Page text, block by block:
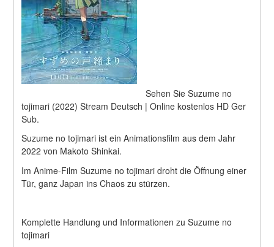
Sehen Sie Suzume no
tojimari (2022) Stream Deutsch | Online kostenlos HD Ger
Sub.
Suzume no tojimari ist ein Animationsfilm aus dem Jahr
2022 von Makoto Shinkai.
Im Anime-Film Suzume no tojimari droht die Öffnung einer
Tür, ganz Japan ins Chaos zu stürzen.
Komplette Handlung und Informationen zu Suzume no
tojimari